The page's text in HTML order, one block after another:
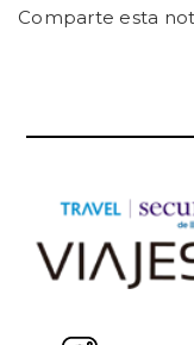
Comparte esta